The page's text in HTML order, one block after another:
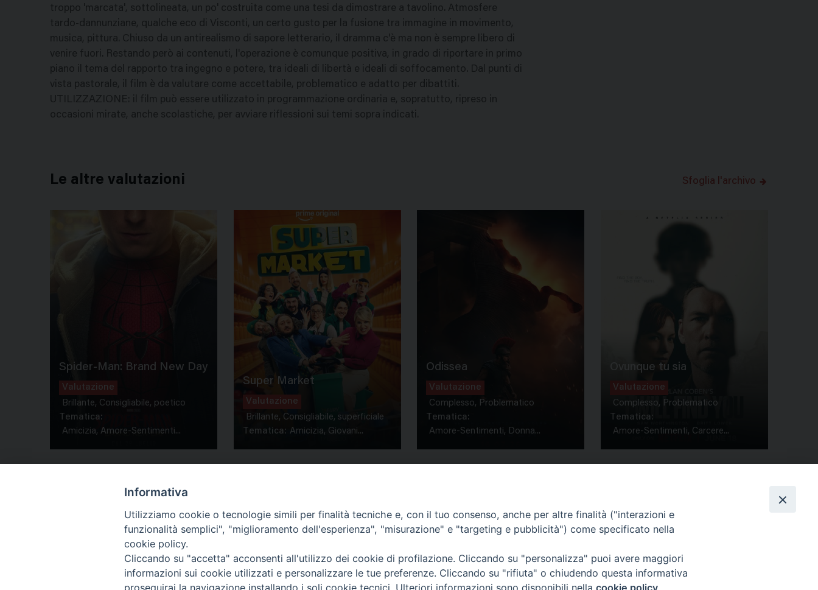
troppo 'marcata', sottolineata, un po' costruita come una tesi da dimostrare a tavolino. Atmosfere
tardo-dannunziane, qualche eco di Visconti, un certo gusto per la fusione tra immagine in movimento,
musica, pittura. Chiuso da un antirealismo di sapore letterario, il dramma c'è ma non è sempre libero di
venire fuori. Restando però ai contenuti, l'operazione è comunque positiva, in grado di riportare in primo
piano il tema del rapporto tra ingegno e potere, tra ideali di libertà e ideali di soffocamento. Dal punti di
vista pastorale, il film è da valutare come accettabile, problematico e adatto per dibattiti.
UTILIZZAZIONE: il film può essere utilizzato in programmazione ordinaria e, sopratutto, ripreso in
occasioni mirate, anche scolastiche, per avviare riflessioni sui temi sopra indicati.
Le altre valutazioni Sfoglia l'archivo
Spider-Man: Brand New Day
Valutazione
Brillante, Consigliabile, poetico
Tematica:
Amicizia, Amore-Sentimenti...
Super Market
Valutazione
Brillante, Consigliabile, superficiale
Tematica: Amicizia, Giovani...
Odissea
Valutazione
Complesso, Problematico
Tematica:
Amore-Sentimenti, Donna...
Ovunque tu sia
Valutazione
Complesso, Problematico
Tematica:
Amore-Sentimenti, Carcere...
Contatti & Info
C.ne Aurelia, 50 – 00165 Roma Contatti
Credits
Scrivi a: cnvf@chiesacattolica.it
Privacy Policy
Informativa
Utilizziamo cookie o tecnologie simili per finalità tecniche e, con il tuo consenso, anche per altre finalità ("interazioni e
funzionalità semplici", "miglioramento dell'esperienza", "misurazione" e "targeting e pubblicità") come specificato nella
cookie policy.
Cliccando su "accetta" acconsenti all'utilizzo dei cookie di profilazione. Cliccando su "personalizza" puoi avere maggiori
informazioni sui cookie utilizzati e personalizzare le tue preferenze. Cliccando su "rifiuta" o chiudendo questa informativa